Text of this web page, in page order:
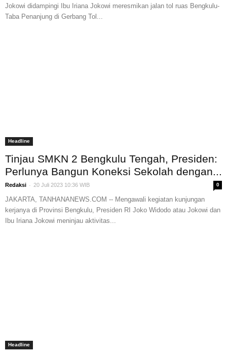
Jokowi didampingi Ibu Iriana Jokowi meresmikan jalan tol ruas Bengkulu-
Taba Penanjung di Gerbang Tol...
Headline
Tinjau SMKN 2 Bengkulu Tengah, Presiden:
Perlunya Bangun Koneksi Sekolah dengan...
Redaksi - 20 Juli 2023 10:36 WIB 0
JAKARTA, TANHANANEWS.COM -- Mengawali kegiatan kunjungan
kerjanya di Provinsi Bengkulu, Presiden RI Joko Widodo atau Jokowi dan
Ibu Iriana Jokowi meninjau aktivitas...
Headline